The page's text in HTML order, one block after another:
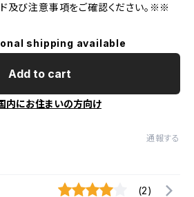
及び注意事項をご確認ください。※※
shipping available
Add to cart
内にお住まいの方向け
通報する
(2)